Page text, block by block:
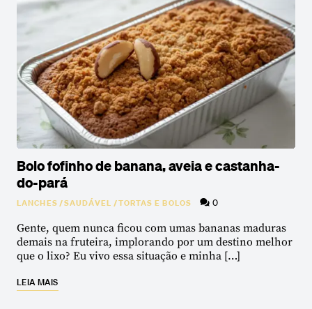
Bolo fofinho de banana, aveia e castanha-
do-pará
LANCHES/SAUDÁVEL /TORTAS E BOLOS 0
Gente, quem nunca ficou com umas bananas maduras
demais na fruteira, implorando por um destino melhor
que o lixo? Eu vivo essa situação e minha […]
LEIA MAIS